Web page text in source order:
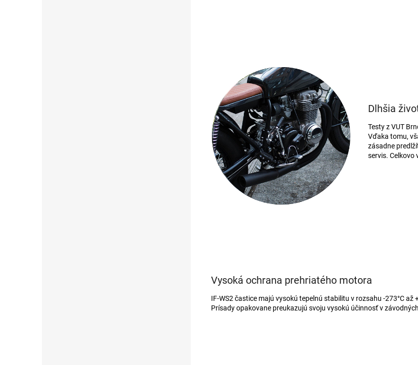
Dlhšia
Testy z VUT
Vďaka tomu,
zásadne
servis. Celkovo
Vysoká ochrana prehriatého motora
IF-WS2 častice majú vysokú tepelnú stabilitu v rozsahu -273°C až
Prísady opakovane preukazujú svoju vysokú účinnosť v